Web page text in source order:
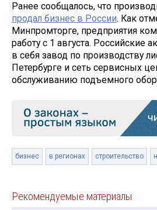
Ранее сообщалось, что
продал бизнес в России. Как
Минпромторге, предприятия
работу с 1 августа. Российские
в себя завод по производству
Петербурге и сеть сервисных
обслуживанию подъемного
бизнес в регионах строительство
Рекомендуемые материалы